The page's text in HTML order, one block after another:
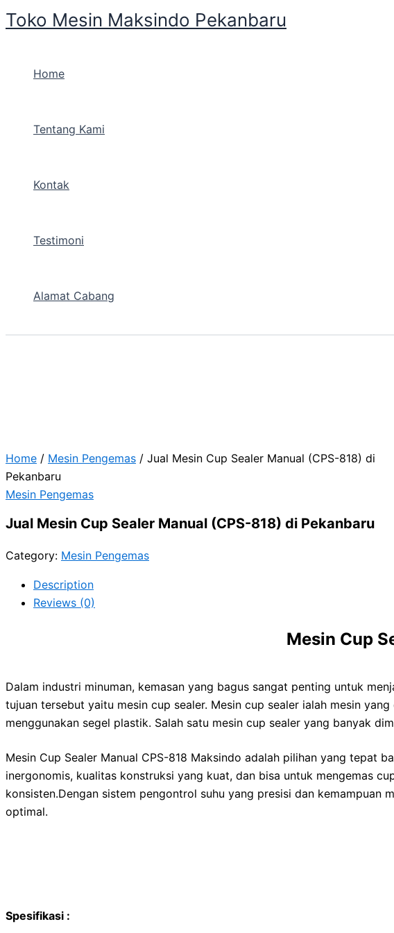
to
Toko Mesin Maksindo Pekanbaru
Home
Tentang Kami
Kontak
Testimoni
Alamat Cabang
Home / Mesin Pengemas / Jual Mesin Cup Sealer Manual (CPS-818) di
Pekanbaru
Mesin Pengemas
Jual Mesin Cup Sealer Manual (CPS-818) di Pekanbaru
Category: Mesin Pengemas
Description
Reviews (0)
Mesin Cup
Dalam industri minuman, kemasan yang bagus sangat penting untuk
tujuan tersebut yaitu mesin cup sealer. Mesin cup sealer ialah mesin
menggunakan segel plastik. Salah satu mesin cup sealer yang banyak
Mesin Cup Sealer Manual CPS-818 Maksindo adalah pilihan yang tepat
inergonomis, kualitas konstruksi yang kuat, dan bisa untuk mengemas
konsisten.Dengan sistem pengontrol suhu yang presisi dan kemampuan
optimal.
Spesifikasi :